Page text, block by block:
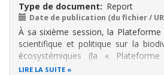
Type de document Report
Date de publication (du fichier /
À sa sixième session, la Plateforme
scientifique et politique sur la
écosystémiques (la «
paragraphe 4 de la section IV de sa
LIRE LA SUITE